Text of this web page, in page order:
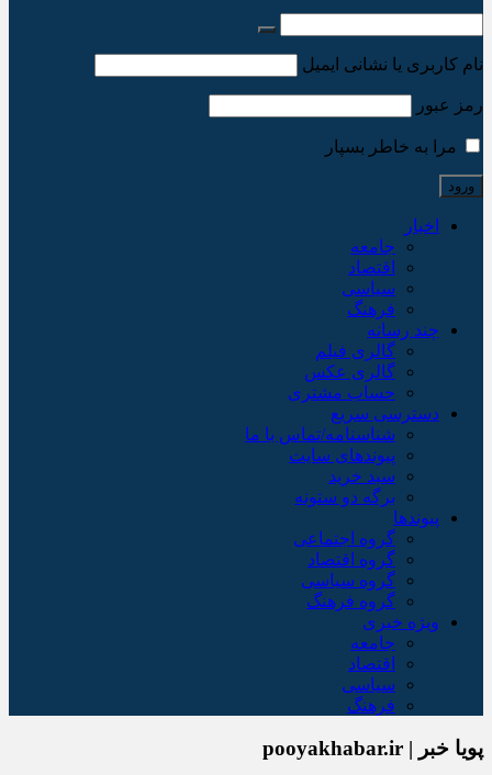
نام کاربری یا نشانی ایمیل
رمز عبور
مرا به خاطر بسپار
اخبار
جامعه
اقتصاد
سیاسی
فرهنگ
چند رسانه
گالری فیلم
گالری عکس
حساب مشتری
دسترسی سریع
شناسنامه/تماس با ما
پیوندهای سایت
سبد خريد
برگه دو ستونه
پیوندها
گروه اجتماعی
گروه اقتصاد
گروه سیاسی
گروه فرهنگ
ویژه خبری
جامعه
اقتصاد
سیاسی
فرهنگ
پویا خبر | pooyakhabar.ir